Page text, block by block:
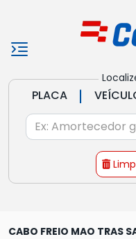
PLACA |
CABO FREIO MAO TRAS